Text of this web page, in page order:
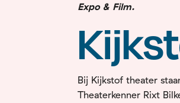
Expo & Film.
Bij Kijkstof theater
Theaterkenner Rixt